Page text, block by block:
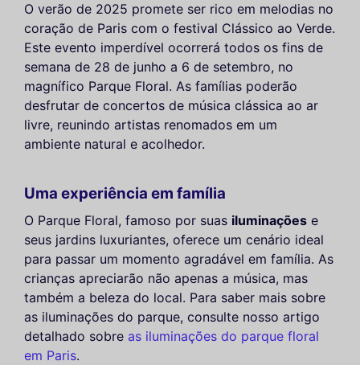
O verão de 2025 promete ser rico em melodias no
coração de Paris com o festival Clássico ao Verde.
Este evento imperdível ocorrerá todos os fins de
semana de 28 de junho a 6 de setembro, no
magnífico Parque Floral. As famílias poderão
desfrutar de concertos de música clássica ao ar
livre, reunindo artistas renomados em um
ambiente natural e acolhedor.
Uma experiência em família
O Parque Floral, famoso por suas iluminações e
seus jardins luxuriantes, oferece um cenário ideal
para passar um momento agradável em família. As
crianças apreciarão não apenas a música, mas
também a beleza do local. Para saber mais sobre
as iluminações do parque, consulte nosso artigo
detalhado sobre as iluminações do parque floral
em Paris.